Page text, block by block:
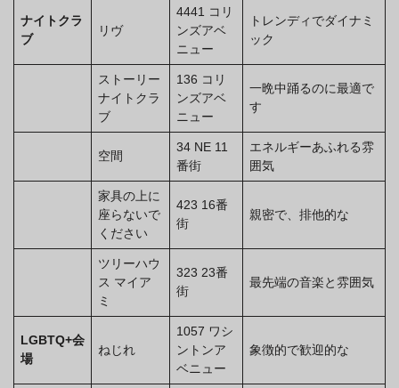
ナイトクラ
ブ
リヴ
4441 コリ
ンズアベ
ニュー
トレンディでダイナミ
ック
ストーリー
ナイトクラ
ブ
136 コリ
ンズアベ
ニュー
一晩中踊るのに最適で
す
空間
34 NE 11
番街
エネルギーあふれる雰
囲気
家具の上に
座らないで
ください
423 16番
街
親密で、排他的な
ツリーハウ
ス マイア
ミ
323 23番
街
最先端の音楽と雰囲気
LGBTQ+会
場
ねじれ
1057 ワシ
ントンア
ベニュー
象徴的で歓迎的な